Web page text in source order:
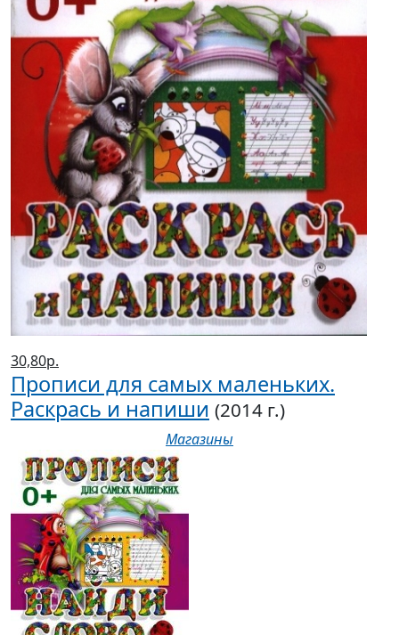
30,80р.
Прописи для самых маленьких.
Раскрась и напиши (2014 г.)
Магазины